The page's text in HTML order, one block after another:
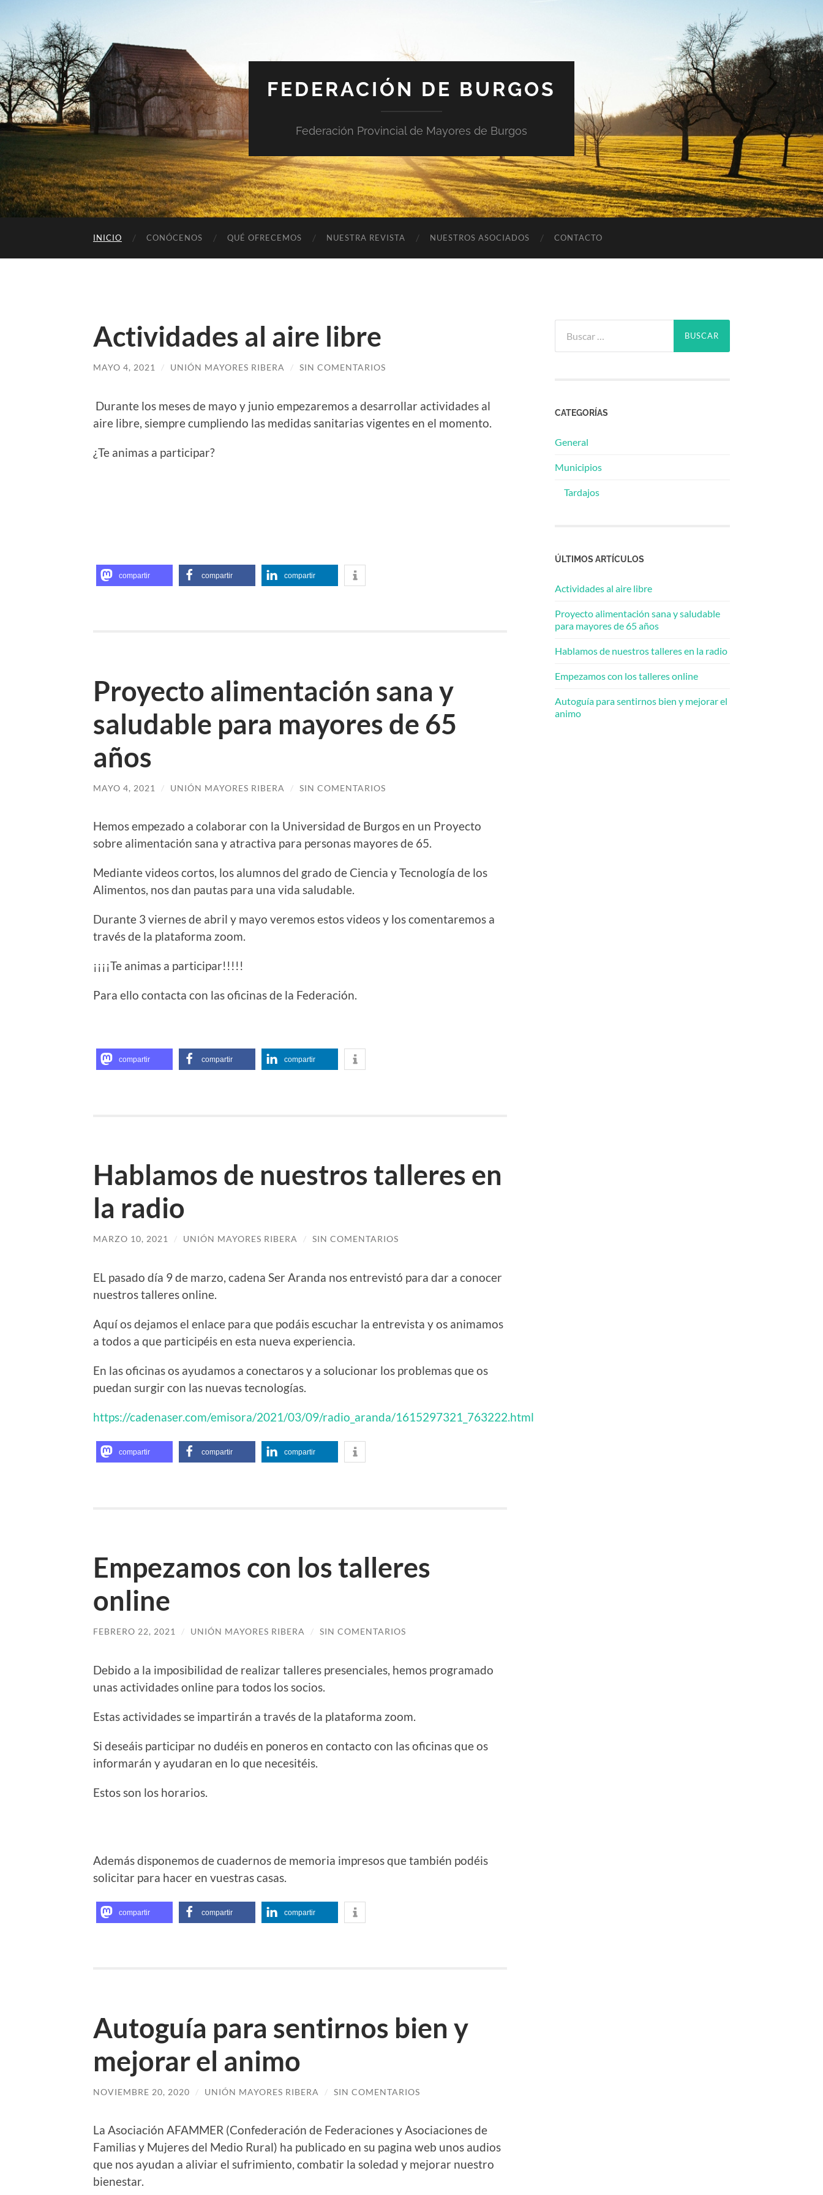
FEDERACIÓN DE BURGOS
Federación Provincial de Mayores de Burgos
INICIO CONÓCENOS QUÉ OFRECEMOS NUESTRA REVISTA NUESTROS ASOCIADOS CONTACTO
Actividades al aire libre
MAYO 4, 2021 / UNIÓN MAYORES RIBERA / SIN COMENTARIOS
Durante los meses de mayo y junio empezaremos a desarrollar actividades al
aire libre, siempre cumpliendo las medidas sanitarias vigentes en el momento.
¿Te animas a participar?
compartir compartir compartir
Proyecto alimentación sana y
saludable para mayores de 65
años
MAYO 4, 2021 / UNIÓN MAYORES RIBERA / SIN COMENTARIOS
Hemos empezado a colaborar con la Universidad de Burgos en un Proyecto
sobre alimentación sana y atractiva para personas mayores de 65.
Mediante videos cortos, los alumnos del grado de Ciencia y Tecnología de los
Alimentos, nos dan pautas para una vida saludable.
Durante 3 viernes de abril y mayo veremos estos videos y los comentaremos a
través de la plataforma zoom.
¡¡¡¡Te animas a participar!!!!!
Para ello contacta con las oficinas de la Federación.
compartir compartir compartir
Hablamos de nuestros talleres en
la radio
MARZO 10, 2021 / UNIÓN MAYORES RIBERA / SIN COMENTARIOS
EL pasado día 9 de marzo, cadena Ser Aranda nos entrevistó para dar a conocer
nuestros talleres online.
Aquí os dejamos el enlace para que podáis escuchar la entrevista y os animamos
a todos a que participéis en esta nueva experiencia.
En las oficinas os ayudamos a conectaros y a solucionar los problemas que os
puedan surgir con las nuevas tecnologías.
https://cadenaser.com/emisora/2021/03/09/radio_aranda/1615297321_763222.html
compartir compartir compartir
Empezamos con los talleres
online
FEBRERO 22, 2021 / UNIÓN MAYORES RIBERA / SIN COMENTARIOS
Debido a la imposibilidad de realizar talleres presenciales, hemos programado
unas actividades online para todos los socios.
Estas actividades se impartirán a través de la plataforma zoom.
Si deseáis participar no dudéis en poneros en contacto con las oficinas que os
informarán y ayudaran en lo que necesitéis.
Estos son los horarios.
Además disponemos de cuadernos de memoria impresos que también podéis
solicitar para hacer en vuestras casas.
compartir compartir compartir
Autoguía para sentirnos bien y
mejorar el animo
NOVIEMBRE 20, 2020 / UNIÓN MAYORES RIBERA / SIN COMENTARIOS
La Asociación AFAMMER (Confederación de Federaciones y Asociaciones de
Familias y Mujeres del Medio Rural) ha publicado en su pagina web unos audios
que nos ayudan a aliviar el sufrimiento, combatir la soledad y mejorar nuestro
bienestar.
CATEGORÍAS
General
Municipios
Tardajos
ÚLTIMOS ARTÍCULOS
Actividades al aire libre
Proyecto alimentación sana y saludable
para mayores de 65 años
Hablamos de nuestros talleres en la radio
Empezamos con los talleres online
Autoguía para sentirnos bien y mejorar el
animo